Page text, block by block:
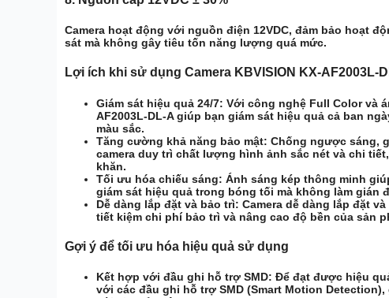
Camera hoạt động với nguồn điện 12VDC, đảm bảo hoạt
sát mà không gây tiêu tốn năng lượng quá mức.
Lợi ích khi sử dụng Camera KBVISION KX-AF2003L-
Giám sát hiệu quả 24/7: Với công nghệ Full Color và
AF2003L-DL-A giúp bạn giám sát hiệu quả cả ban
màu sắc.
Tăng cường khả năng bảo mật: Chống ngược sáng,
camera duy trì chất lượng hình ảnh sắc nét và chi
khăn.
Tối ưu hóa chiếu sáng: Ánh sáng kép thông minh
giám sát hiệu quả trong bóng tối mà không làm gián
Dễ dàng lắp đặt và bảo trì: Camera dễ dàng lắp đặt
tiết kiệm chi phí bảo trì và nâng cao độ bền của sản
Gợi ý để tối ưu hóa hiệu quả sử dụng
Kết hợp với đầu ghi hỗ trợ SMD: Để đạt được hiệu
với các đầu ghi hỗ trợ SMD (Smart Motion